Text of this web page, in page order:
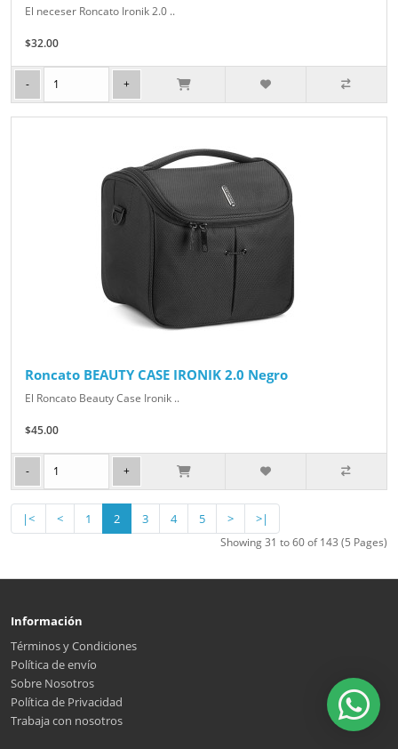
El neceser Roncato Ironik 2.0 ..
$32.00
Roncato BEAUTY CASE IRONIK 2.0 Negro
El Roncato Beauty Case Ironik ..
$45.00
|< < 1 2 3 4 5 > >|
Showing 31 to 60 of 143 (5 Pages)
Información
Términos y Condiciones
Política de envío
Sobre Nosotros
Política de Privacidad
Trabaja con nosotros